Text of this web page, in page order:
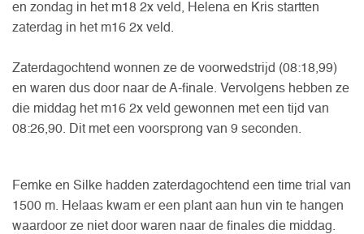
en zondag in het m18 2x veld, Helena en Kris startten
zaterdag in het m16 2x veld.
Zaterdagochtend wonnen ze de voorwedstrijd (08:18,99)
en waren dus door naar de A-finale. Vervolgens hebben ze
die middag het m16 2x veld gewonnen met een tijd van
08:26,90. Dit met een voorsprong van 9 seconden.
Femke en Silke hadden zaterdagochtend een time trial van
1500 m. Helaas kwam er een plant aan hun vin te hangen
waardoor ze niet door waren naar de finales die middag.